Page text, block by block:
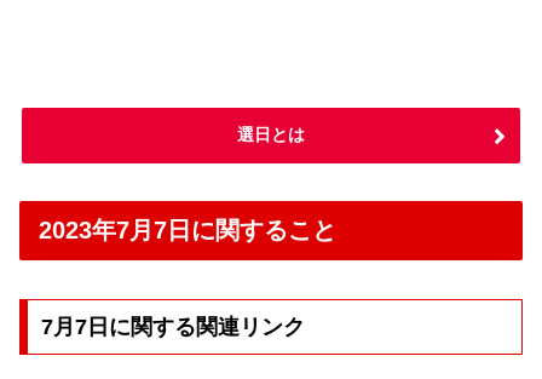
選日とは
2023年7月7日に関すること
7月7日に関する関連リンク